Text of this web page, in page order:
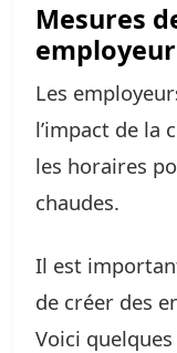
Mesures
Les
l’impact de la
les horaires
chaudes.
Il est
de créer des
Voici